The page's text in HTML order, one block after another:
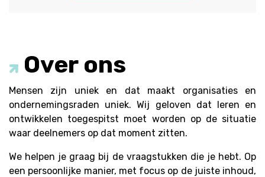
Over ons
Mensen zijn uniek en dat maakt organisaties en
ondernemingsraden uniek. Wij geloven dat leren en
ontwikkelen toegespitst moet worden op de situatie
waar deelnemers op dat moment zitten.
We helpen je graag bij de vraagstukken die je hebt. Op
een persoonlijke manier, met focus op de juiste inhoud,